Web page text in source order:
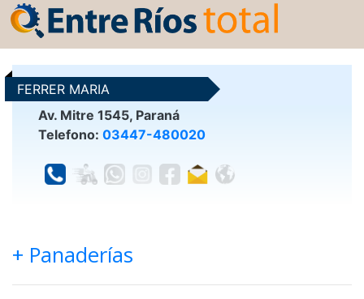
FERRER MARIA
Av. Mitre 1545, Paraná
Telefono: 03447-480020
+ Panaderías